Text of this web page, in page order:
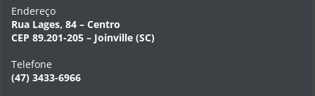
Endereço
Rua Lages, 84 – Centro
CEP 89.201-205 – Joinville (SC)
Telefone
(47) 3433-6966